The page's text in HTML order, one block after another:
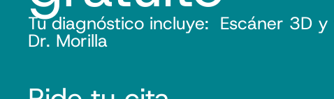
Tu diagnóstico incluye: Escáner 3D
Dr. Morilla